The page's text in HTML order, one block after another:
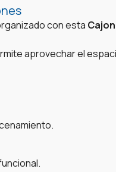
con esta
aprovechar el